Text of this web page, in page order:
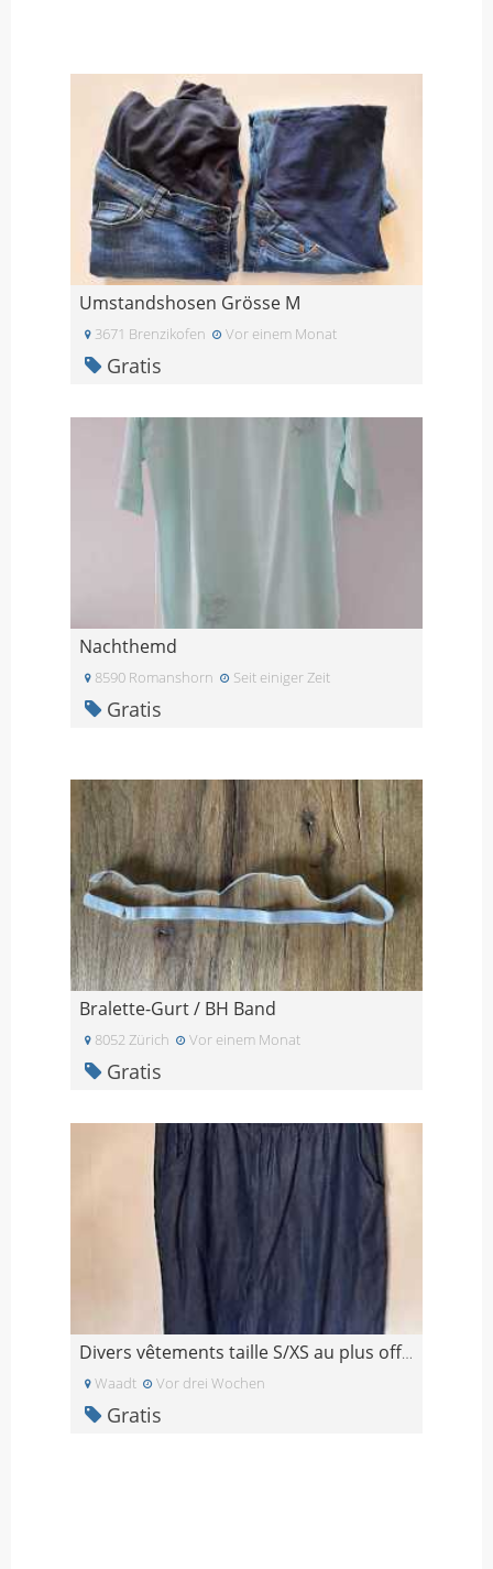
Umstandshosen Grösse M
3671 Brenzikofen Vor einem Monat
Gratis
Nachthemd
8590 Romanshorn Seit einiger Zeit
Gratis
Bralette-Gurt / BH Band
8052 Zürich Vor einem Monat
Gratis
Divers vêtements taille S/XS au plus offrant
Waadt Vor drei Wochen
Gratis